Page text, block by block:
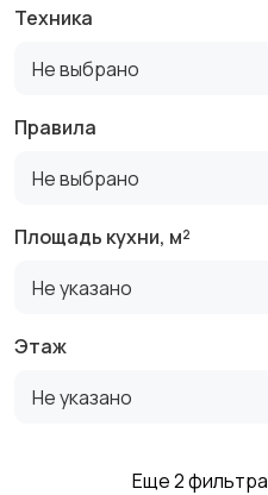
Техника
Не выбрано
Правила
Не выбрано
Площадь кухни, м²
Не указано
Этаж
Не указано
Еще 2 фильтра